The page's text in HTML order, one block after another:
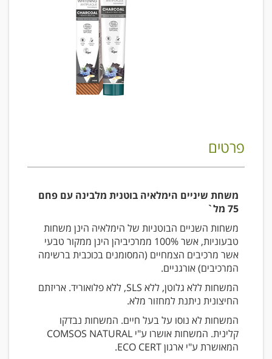
פרטים
משחת שיניים הימלאיה בוטנית מלבינה עם פחם
75 מל`
משחות השניים הבוטניות של הימלאיה הינן משחות
טבעוניות, אשר 100% ממרכיביהן הינן ממקור טבעי
אשר מרכיבים הצמחיים (המסומנים בכוכבית ברשימה
המרכיבים) אורגניים.
המשחות ללא גלוטן, ללא SLS, ללא פלואוריד. אריזתם
החיצונית ניתנת למחזור מלא.
המשחות לא נוסו על בעל חיים. המשחות נבדקו
קלינית. המשחות אושרו ע"י COMSOS NATURAL
המאושרת ע"י ארגון ECO CERT.